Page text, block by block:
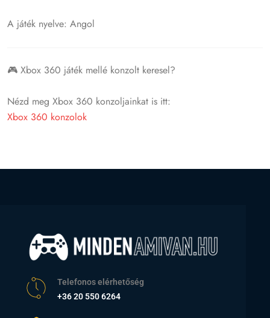
A játék nyelve: Angol
🎮 Xbox 360 játék mellé konzolt keresel?
Nézd meg Xbox 360 konzoljainkat is itt:
Xbox 360 konzolok
Telefonos elérhetőség
+36 20 550 6264